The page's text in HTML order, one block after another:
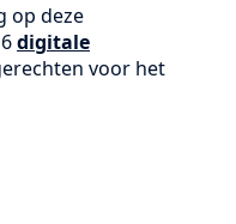
op deze
digitale
voor het